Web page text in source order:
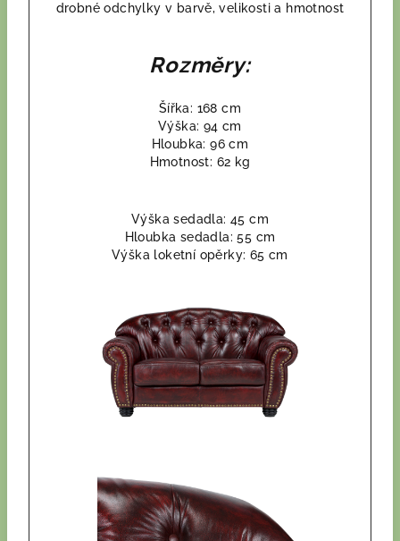
drobné odchylky v barvě, velikosti a hmotnost
Rozměry:
Šířka: 168 cm
Výška: 94 cm
Hloubka: 96 cm
Hmotnost: 62 kg
Výška sedadla: 45 cm
Hloubka sedadla: 55 cm
Výška loketní opěrky: 65 cm